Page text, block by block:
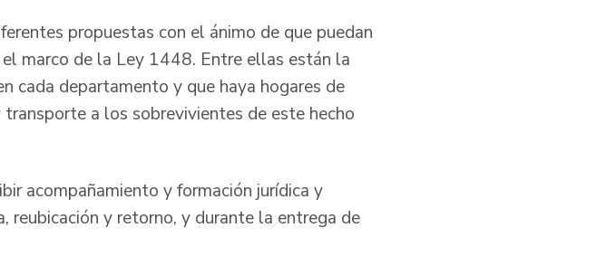
propuestas con el ánimo de que puedan
marco de la Ley 1448. Entre ellas están la
cada departamento y que haya hogares de
a los sobrevivientes de este hecho
acompañamiento y formación jurídica y
reubicación y retorno, y durante la entrega de